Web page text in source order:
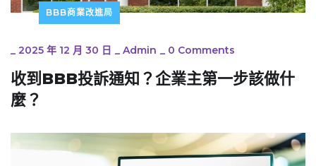
BBB商業改進局
_ 2025 年 12 月 30 日 _ Admin _ 0 Comments
收到BBB投訴通知？企業主第一步該做什
麼？